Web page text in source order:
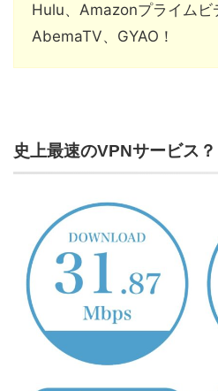
Hulu、Amazonプライムビ
AbemaTV、GYAO！
史上最速のVPNサービス？